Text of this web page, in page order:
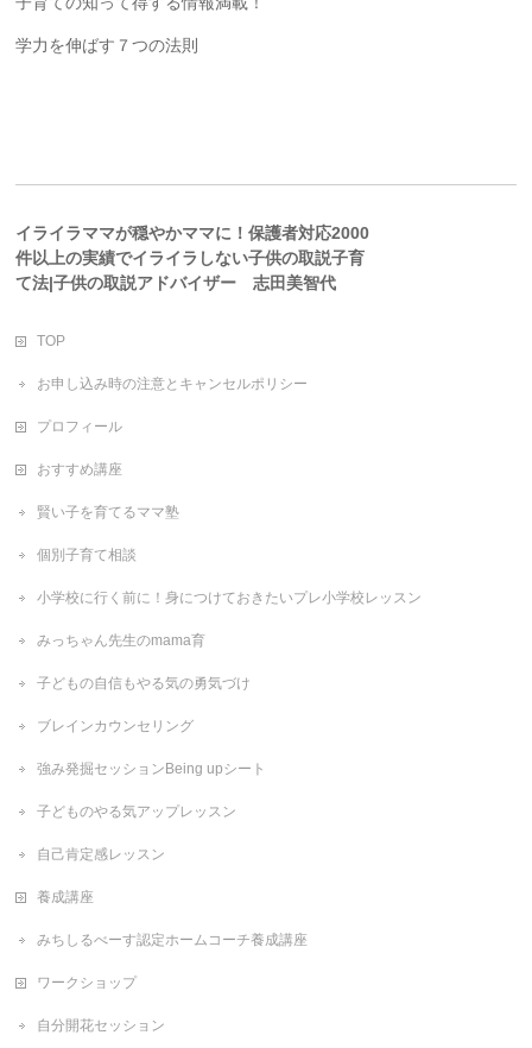
学力を伸ばす７つの法則
イライラママが穏やかママに！保護者対応2000
件以上の実績でイライラしない子供の取説子育
て法|子供の取説アドバイザー 志田美智代
TOP
お申し込み時の注意とキャンセルポリシー
プロフィール
おすすめ講座
賢い子を育てるママ塾
個別子育て相談
小学校に行く前に！身につけておきたいプレ小学校レッスン
みっちゃん先生のmama育
子どもの自信もやる気の勇気づけ
ブレインカウンセリング
強み発掘セッションBeing upシート
子どものやる気アップレッスン
自己肯定感レッスン
養成講座
みちしるべーす認定ホームコーチ養成講座
ワークショップ
自分開花セッション